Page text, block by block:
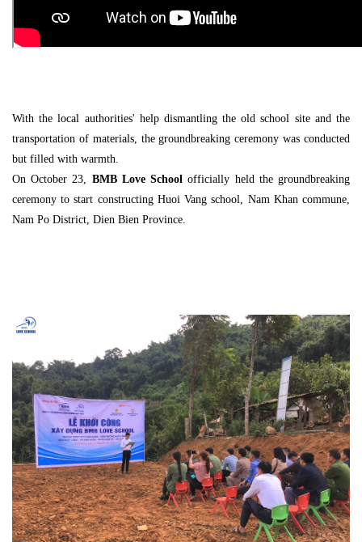
With the local authorities' help dismantling the old school site and the
transportation of materials, the groundbreaking ceremony was conducted
but filled with warmth.
On October 23, BMB Love Schoolofficially held the groundbreaking
ceremony to start constructing Huoi Vang school, Nam Khan commune,
Nam Po District, Dien Bien Province.